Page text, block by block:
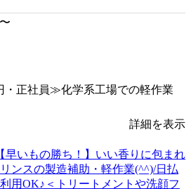
・正社員≫化学系工場での軽作業
詳細を表示